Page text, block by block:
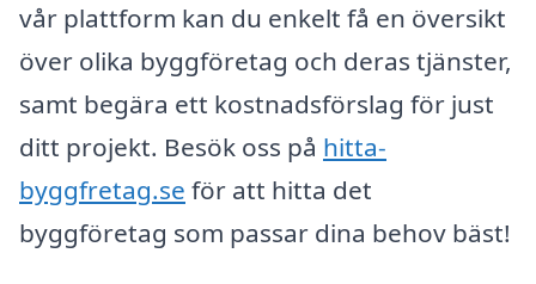
vår plattform kan du enkelt få en översikt
över olika byggföretag och deras tjänster,
samt begära ett kostnadsförslag för just
ditt projekt. Besök oss på hitta-
byggfretag.se för att hitta det
byggföretag som passar dina behov bäst!